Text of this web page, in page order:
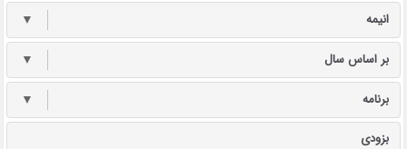
انیمه ▼
بر اساس سال ▼
برنامه ▼
بزودی